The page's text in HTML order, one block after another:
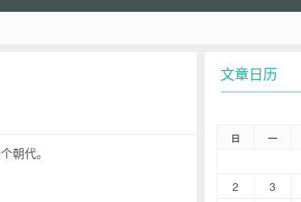
朝代。
文章日历
日 一
2
3